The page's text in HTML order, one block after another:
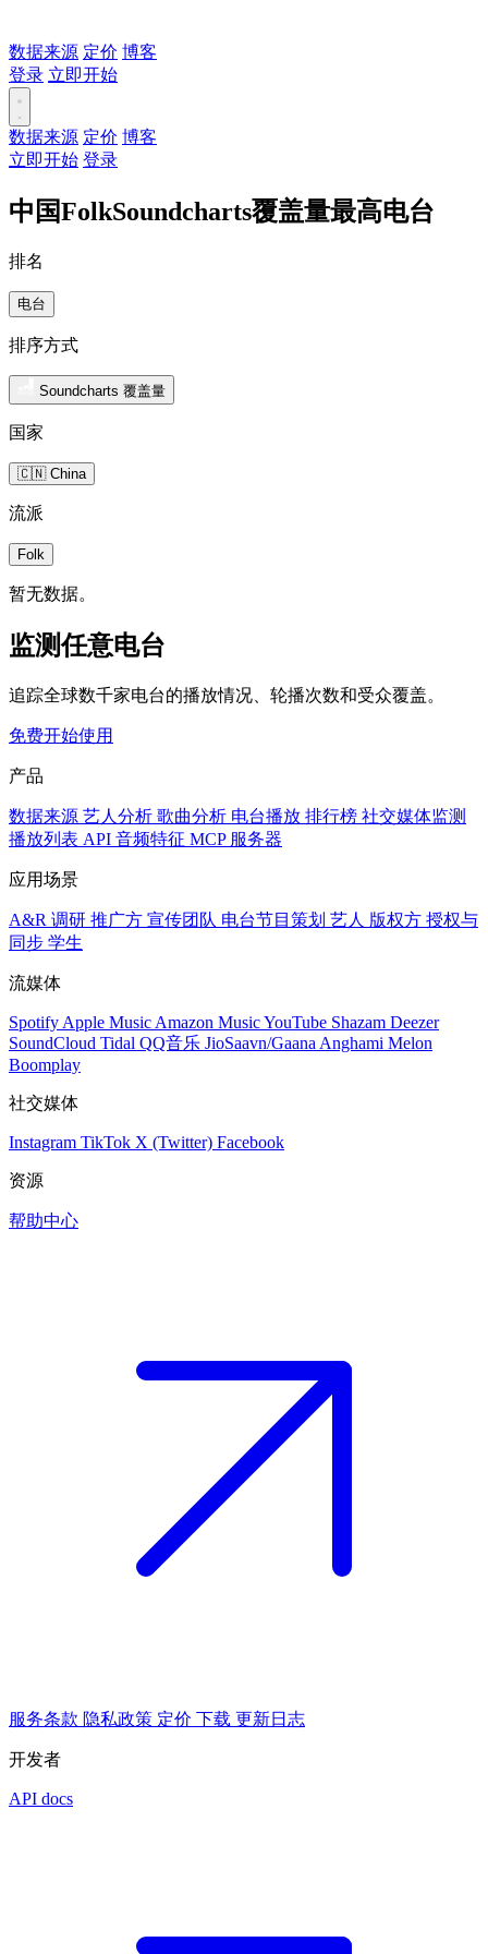
数据来源 定价 博客
登录 立即开始
数据来源 定价 博客
立即开始 登录
中国FolkSoundcharts覆盖量最高电台
排名
电台
排序方式
Soundcharts 覆盖量
国家
🇨🇳 China
流派
Folk
暂无数据。
监测任意电台
追踪全球数千家电台的播放情况、轮播次数和受众覆盖。
免费开始使用
产品
数据来源 艺人分析 歌曲分析 电台播放 排行榜 社交媒体监测
播放列表 API 音频特征 MCP 服务器
应用场景
A&R 调研 推广方 宣传团队 电台节目策划 艺人 版权方 授权与
同步 学生
流媒体
Spotify Apple Music Amazon MusicYouTube Shazam Deezer
SoundCloud Tidal QQ音乐 JioSaavn/Gaana Anghami Melon
Boomplay
社交媒体
Instagram TikTok X (Twitter) Facebook
资源
帮助中心
服务条款 隐私政策 定价 下载 更新日志
开发者
API docs